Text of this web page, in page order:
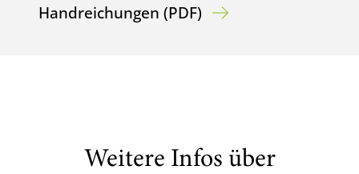
Handreichungen (PDF)
Weitere Infos über